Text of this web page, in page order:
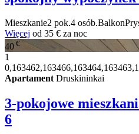
Mieszkanie2 pok.4 osób.Balkon
Więcej od 35 € za noc
40 €
1
Apartament Druskininkai
3-pokojowe
6